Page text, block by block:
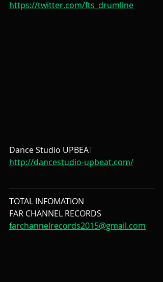
https://twitter.com/fts_drumline
Dance Studio UPBEAT
http://dancestudio-upbeat.com/
TOTAL INFOMATION
FAR CHANNEL RECORDS
farchannelrecords2015@gmail.com